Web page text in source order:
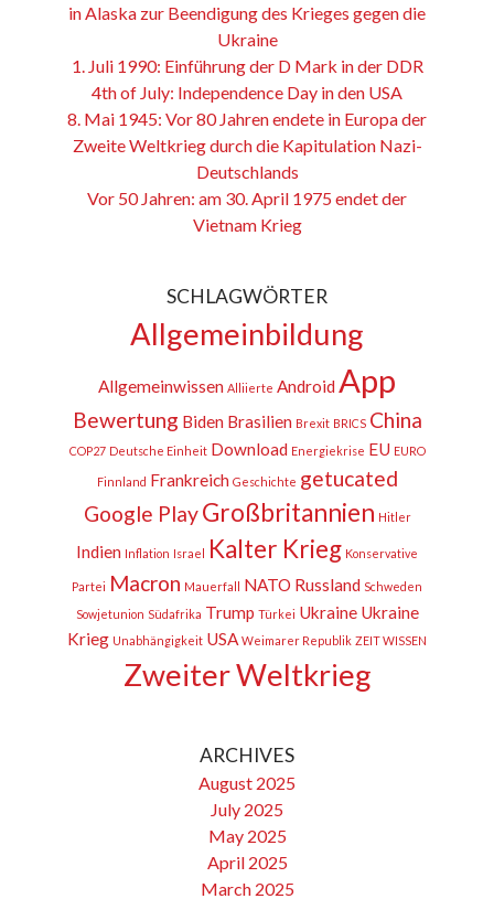
in Alaska zur Beendigung des Krieges gegen die
Ukraine
1. Juli 1990: Einführung der D Mark in der DDR
4th of July: Independence Day in den USA
8. Mai 1945: Vor 80 Jahren endete in Europa der
Zweite Weltkrieg durch die Kapitulation Nazi-
Deutschlands
Vor 50 Jahren: am 30. April 1975 endet der
Vietnam Krieg
SCHLAGWÖRTER
Allgemeinbildung
Allgemeinwissen Alliierte Android App
Bewertung Biden Brasilien Brexit BRICS China
COP27 Deutsche Einheit Download Energiekrise EU EURO
Finnland Frankreich Geschichte getucated
Google PlayGroßbritannien Hitler
Indien Inflation Israel Kalter Krieg Konservative
Partei Macron Mauerfall NATO Russland Schweden
Sowjetunion Südafrika Trump Türkei Ukraine Ukraine
Krieg Unabhängigkeit USA Weimarer Republik ZEIT WISSEN
Zweiter Weltkrieg
ARCHIVES
August 2025
July 2025
May 2025
April 2025
March 2025